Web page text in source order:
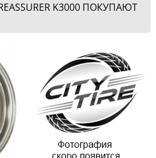
K3000 ПОКУПАЮТ